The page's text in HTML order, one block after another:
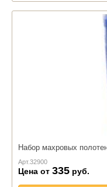
Набор махровых
Арт.32900
Цена от 335 руб.